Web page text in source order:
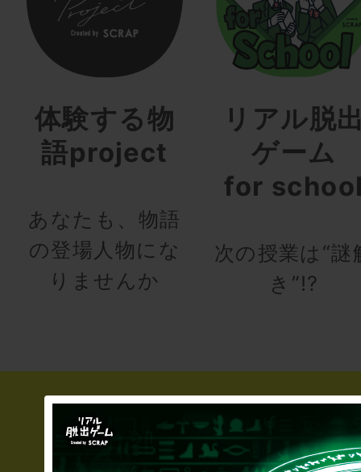
体験する物
語project
あなたも、物語
の登場人物にな
りませんか
リアル脱
ゲーム
for
次の授業は“謎
き”!?